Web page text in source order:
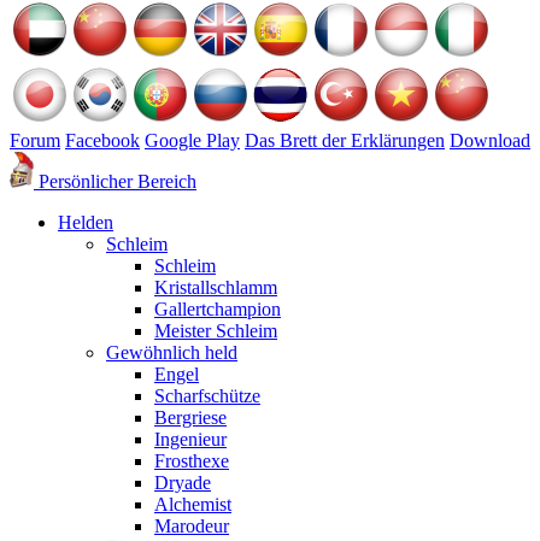
Forum Facebook Google Play Das Brett der Erklärungen Download
Persönlicher Bereich
Helden
Schleim
Schleim
Kristallschlamm
Gallertchampion
Meister Schleim
Gewöhnlich held
Engel
Scharfschütze
Bergriese
Ingenieur
Frosthexe
Dryade
Alchemist
Marodeur